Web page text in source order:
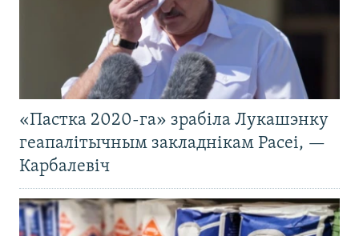
«Пастка 2020-га» зрабіла Лукашэнку
геапалітычным закладнікам Расеі, —
Карбалевіч